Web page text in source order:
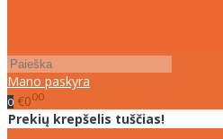
Mano paskyra
0 €000
Prekių krepšelis tuščias!